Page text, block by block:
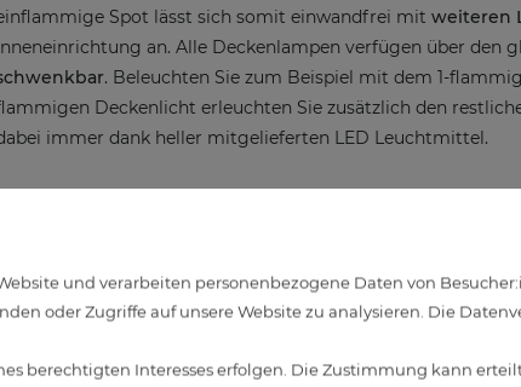
Spot lässt sich somit einwandfrei mit weiteren
Inneneinrichtung an. Alle Deckenlampen verfügen über den
. Beleuchten Sie zum Beispiel mit dem 1-
Deckenlicht erleuchten Sie zusätzlich den
immer dank heller mitgelieferten LED Leuchtmittel.
Fassung problemlos wechseln. Die bekannte
auch bei diesem LED Leuchtmittel
für
und verarbeiten personenbezogene Daten von
oder Zugriffe auf unsere Website zu analysieren. Die
berechtigten Interesses erfolgen. Die Zustimmung kann